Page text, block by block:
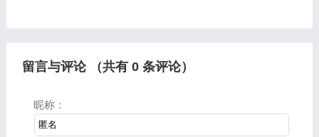
留言与评论 （共有 0条评论）
昵称：